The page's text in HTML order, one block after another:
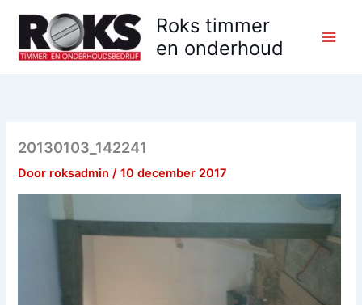
Roks timmer
en onderhoud
20130103_142241
Door roksadmin/10 december 2017